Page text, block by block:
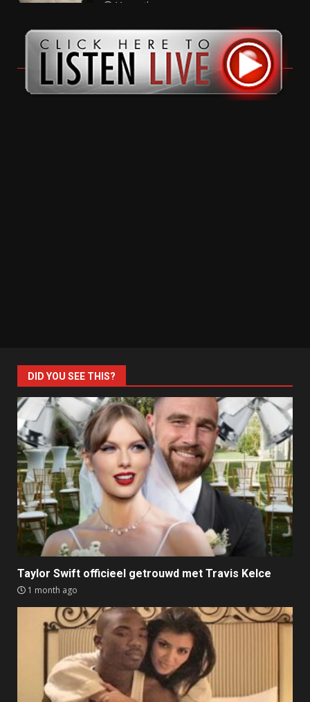
11 months ago
DID YOU SEE THIS?
Taylor Swift officieel getrouwd met Travis Kelce
1 month ago